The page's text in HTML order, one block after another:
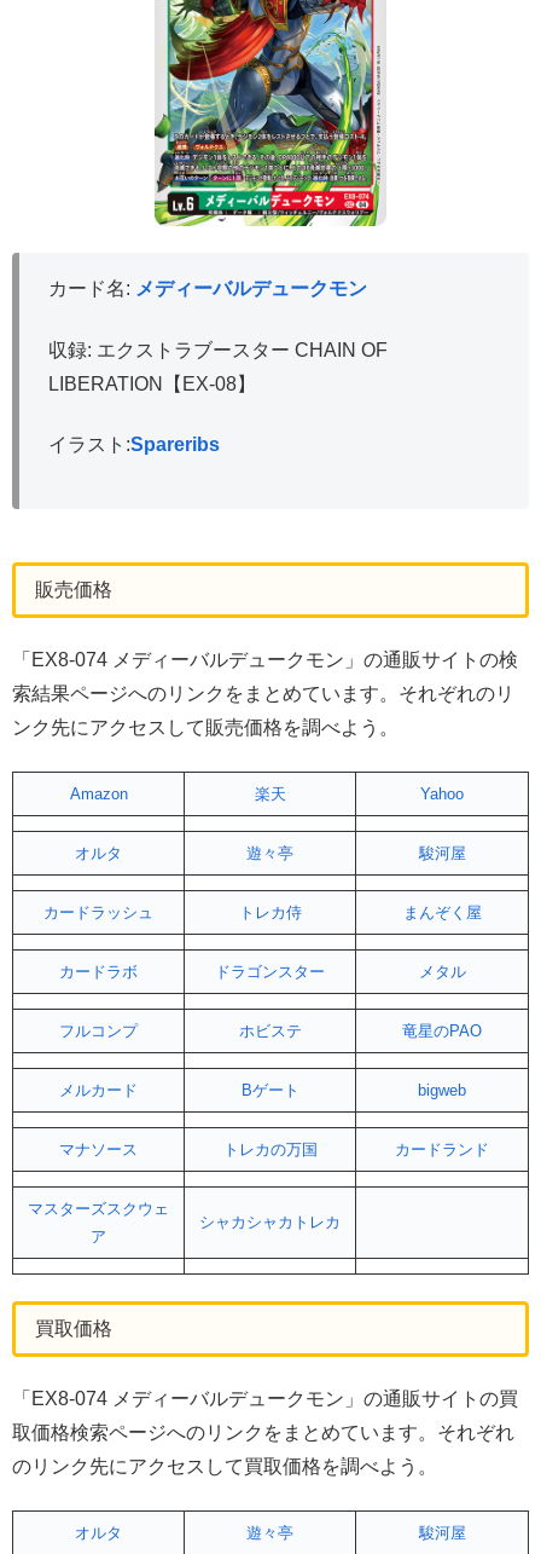
カード名: メディーバルデュークモン
収録: エクストラブースター CHAIN OF
LIBERATION【EX-08】
イラスト:Spareribs
販売価格
「EX8-074 メディーバルデュークモン」の通販サイトの検
索結果ページへのリンクをまとめています。それぞれのリ
ンク先にアクセスして販売価格を調べよう。
Amazon 楽天 Yahoo
オルタ 遊々亭 駿河屋
カードラッシュ トレカ侍 まんぞく屋
カードラボ ドラゴンスター メタル
フルコンプ ホビステ 竜星のPAO
メルカード Bゲート bigweb
マナソース トレカの万国 カードランド
マスターズスクウェ
ア
シャカシャカトレカ
買取価格
「EX8-074 メディーバルデュークモン」の通販サイトの買
取価格検索ページへのリンクをまとめています。それぞれ
のリンク先にアクセスして買取価格を調べよう。
オルタ 遊々亭 駿河屋